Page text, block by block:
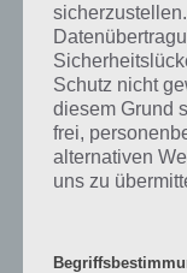
Was ist 94%? In der
einer Aussage die
am häufigsten
Level freischalten.
Prozent, wovon die
Prozent ein Wort und
wurde die App
erfolgreichsten Spiele
Schutz nicht
diesem Grund
frei,
alternativen
uns zu